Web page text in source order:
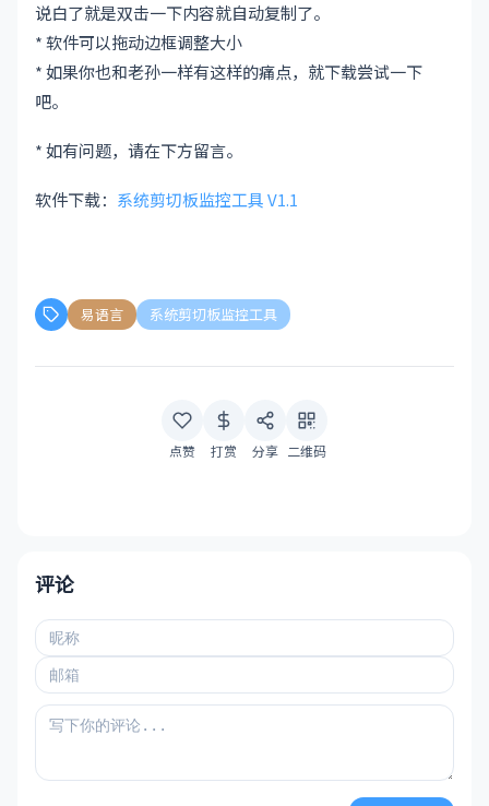
说白了就是双击一下内容就自动复制了。
* 软件可以拖动边框调整大小
* 如果你也和老孙一样有这样的痛点，就下载尝试一下
吧。
* 如有问题，请在下方留言。
软件下载： 系统剪切板监控工具 V1.1
易语言 系统剪切板监控工具
点赞 打赏 分享 二维码
评论